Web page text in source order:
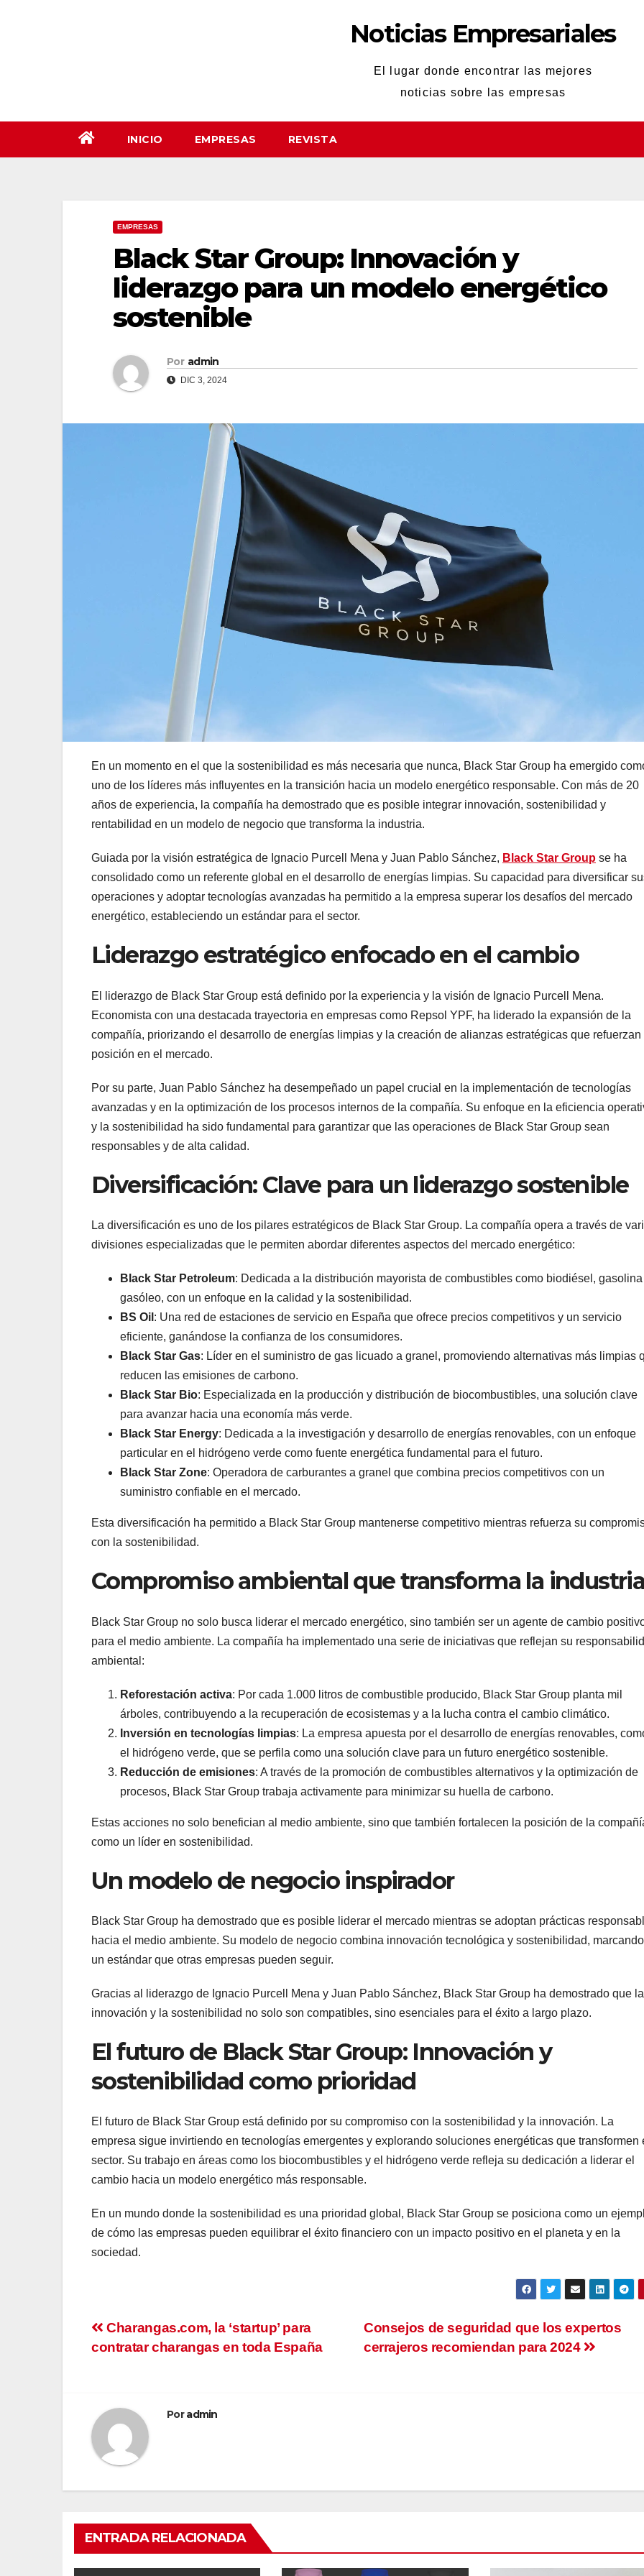
Noticias Empresariales
El lugar donde encontrar las mejores
noticias sobre las empresas
INICIO EMPRESAS REVISTA
EMPRESAS
Black Star Group: Innovación y
liderazgo para un modelo energético
sostenible
Por admin
DIC 3, 2024
En un momento en el que la sostenibilidad es más necesaria que nunca, Black Star Group ha emergido
uno de los líderes más influyentes en la transición hacia un modelo energético responsable. Con más de 20
años de experiencia, la compañía ha demostrado que es posible integrar innovación, sostenibilidad y
rentabilidad en un modelo de negocio que transforma la industria.
Guiada por la visión estratégica de Ignacio Purcell Mena y Juan Pablo Sánchez, Black Star Group se ha
consolidado como un referente global en el desarrollo de energías limpias. Su capacidad para diversificar
operaciones y adoptar tecnologías avanzadas ha permitido a la empresa superar los desafíos del mercado
energético, estableciendo un estándar para el sector.
Liderazgo estratégico enfocado en el cambio
El liderazgo de Black Star Group está definido por la experiencia y la visión de Ignacio Purcell Mena.
Economista con una destacada trayectoria en empresas como Repsol YPF, ha liderado la expansión de la
compañía, priorizando el desarrollo de energías limpias y la creación de alianzas estratégicas que refuerzan
posición en el mercado.
Por su parte, Juan Pablo Sánchez ha desempeñado un papel crucial en la implementación de tecnologías
avanzadas y en la optimización de los procesos internos de la compañía. Su enfoque en la eficiencia
y la sostenibilidad ha sido fundamental para garantizar que las operaciones de Black Star Group sean
responsables y de alta calidad.
Diversificación: Clave para un liderazgo sostenible
La diversificación es uno de los pilares estratégicos de Black Star Group. La compañía opera a través de
divisiones especializadas que le permiten abordar diferentes aspectos del mercado energético:
Black Star Petroleum: Dedicada a la distribución mayorista de combustibles como biodiésel,
gasóleo, con un enfoque en la calidad y la sostenibilidad.
BS Oil : Una red de estaciones de servicio en España que ofrece precios competitivos y un servicio
eficiente, ganándose la confianza de los consumidores.
Black Star Gas: Líder en el suministro de gas licuado a granel, promoviendo alternativas más limpias
reducen las emisiones de carbono.
Black Star Bio: Especializada en la producción y distribución de biocombustibles, una solución clave
para avanzar hacia una economía más verde.
Black Star Energy: Dedicada a la investigación y desarrollo de energías renovables, con un enfoque
particular en el hidrógeno verde como fuente energética fundamental para el futuro.
Black Star Zone: Operadora de carburantes a granel que combina precios competitivos con un
suministro confiable en el mercado.
Esta diversificación ha permitido a Black Star Group mantenerse competitivo mientras refuerza su
con la sostenibilidad.
Compromiso ambiental que transforma la industria
Black Star Group no solo busca liderar el mercado energético, sino también ser un agente de cambio
para el medio ambiente. La compañía ha implementado una serie de iniciativas que reflejan su
ambiental:
Reforestación activa: Por cada 1.000 litros de combustible producido, Black Star Group planta mil
árboles, contribuyendo a la recuperación de ecosistemas y a la lucha contra el cambio climático.
Inversión en tecnologías limpias: La empresa apuesta por el desarrollo de energías renovables,
el hidrógeno verde, que se perfila como una solución clave para un futuro energético sostenible.
Reducción de emisiones: A través de la promoción de combustibles alternativos y la optimización de
procesos, Black Star Group trabaja activamente para minimizar su huella de carbono.
Estas acciones no solo benefician al medio ambiente, sino que también fortalecen la posición de la
como un líder en sostenibilidad.
Un modelo de negocio inspirador
Black Star Group ha demostrado que es posible liderar el mercado mientras se adoptan prácticas
hacia el medio ambiente. Su modelo de negocio combina innovación tecnológica y sostenibilidad, marcando
un estándar que otras empresas pueden seguir.
Gracias al liderazgo de Ignacio Purcell Mena y Juan Pablo Sánchez, Black Star Group ha demostrado que la
innovación y la sostenibilidad no solo son compatibles, sino esenciales para el éxito a largo plazo.
El futuro de Black Star Group: Innovación y
sostenibilidad como prioridad
El futuro de Black Star Group está definido por su compromiso con la sostenibilidad y la innovación. La
empresa sigue invirtiendo en tecnologías emergentes y explorando soluciones energéticas que transformen
sector. Su trabajo en áreas como los biocombustibles y el hidrógeno verde refleja su dedicación a liderar el
cambio hacia un modelo energético más responsable.
En un mundo donde la sostenibilidad es una prioridad global, Black Star Group se posiciona como un
de cómo las empresas pueden equilibrar el éxito financiero con un impacto positivo en el planeta y en la
sociedad.
Navegación
Consejos de seguridad que los expertos
cerrajeros recomiendan para 2024
Charangas.com, la ‘startup’ para
contratar charangas en toda España
Poradmin
ENTRADA RELACIONADA